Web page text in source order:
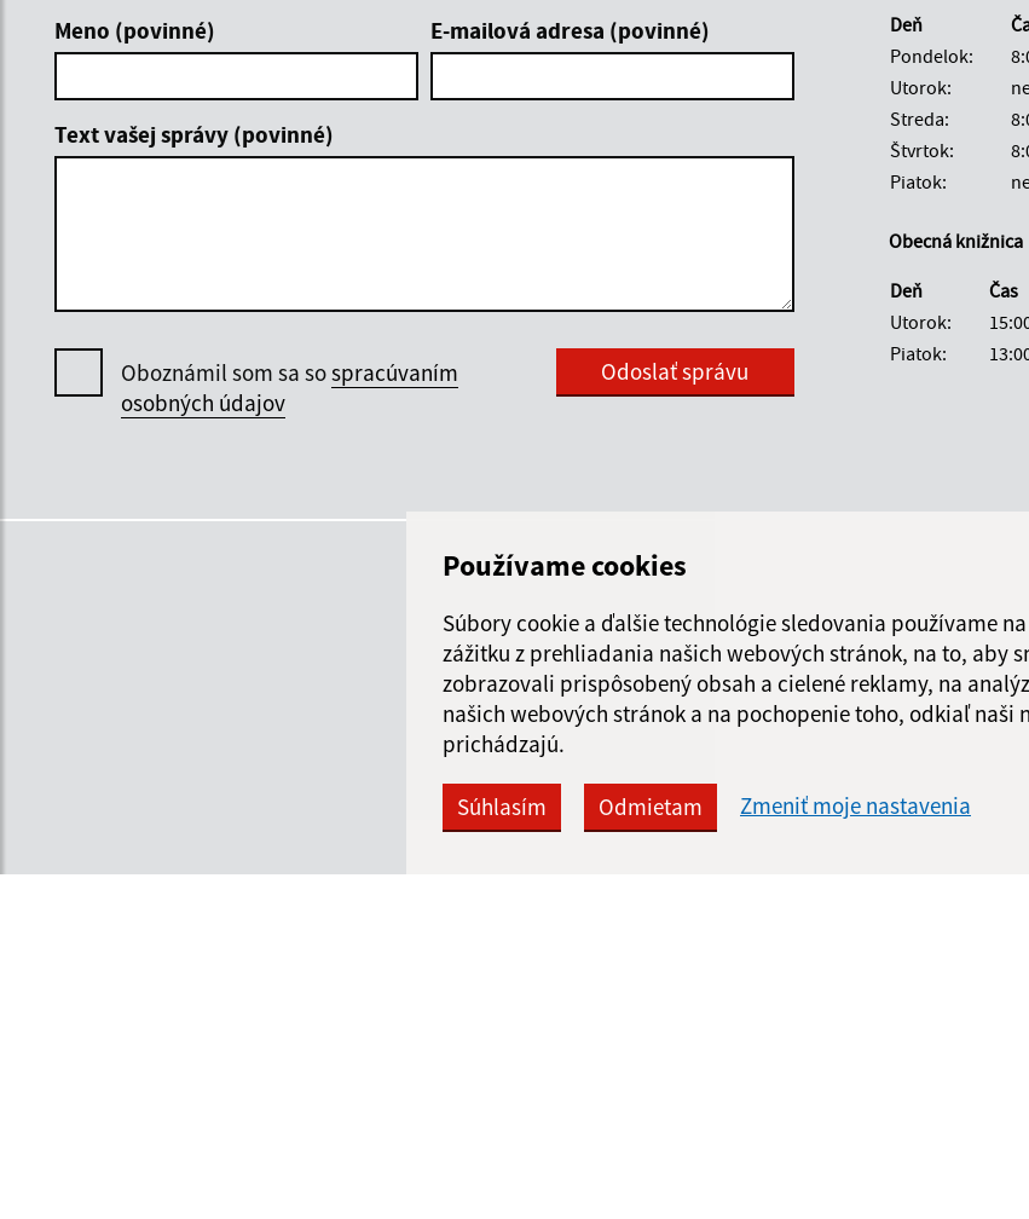
Používame cookies
Súbory cookie a ďalšie technológie sledovania používame
zážitku z prehliadania našich webových stránok, na to, aby
zobrazovali prispôsobený obsah a cielené reklamy, na
našich webových stránok a na pochopenie toho, odkiaľ naši
prichádzajú.
Súhlasím Odmietam Zmeniť moje nastavenia
Meno (povinné) E-mailová adresa (povinné)
Text vašej správy (povinné)
Oboznámil som sa sospracúvaním
osobných údajov
Google reCaptcha Response
Odoslať správu
Deň
Pondelok:
Utorok:
Streda:
Štvrtok:
Piatok:
Obecná knižnica
Deň
Čas
Utorok:
Piatok: